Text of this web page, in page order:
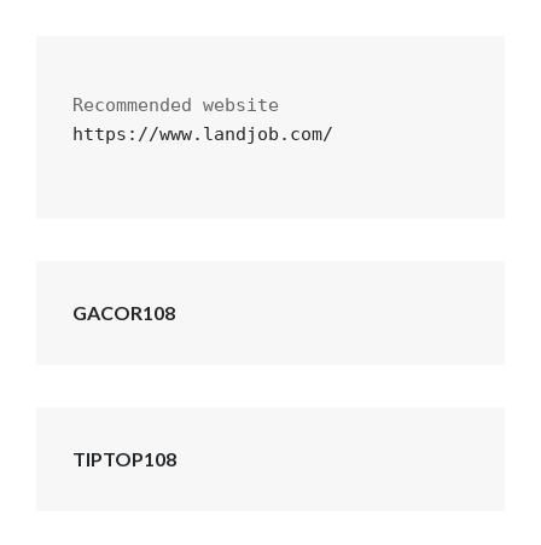
https://www.landjob.com/
GACOR108
TIPTOP108